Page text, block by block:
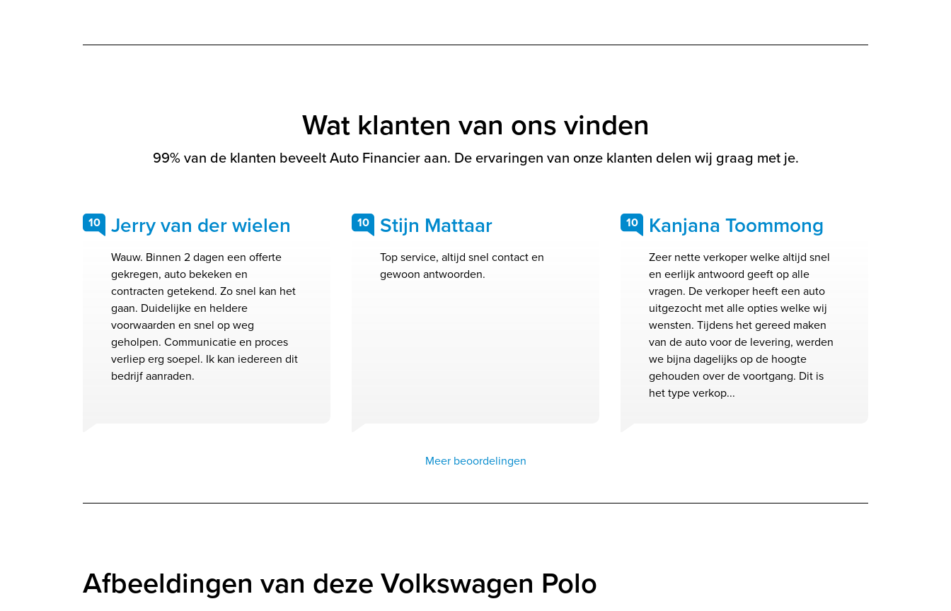
Wat klanten van ons vinden
99% van de klanten beveelt Auto Financier aan. De ervaringen van onze klanten delen wij graag met je.
10 Jerry van der wielen
Wauw. Binnen 2 dagen een offerte
gekregen, auto bekeken en
contracten getekend. Zo snel kan het
gaan. Duidelijke en heldere
voorwaarden en snel op weg
geholpen. Communicatie en proces
verliep erg soepel. Ik kan iedereen dit
bedrijf aanraden.
10 Stijn Mattaar
Top service, altijd snel contact en
gewoon antwoorden.
10 Kanjana Toommong
Zeer nette verkoper welke altijd snel
en eerlijk antwoord geeft op alle
vragen. De verkoper heeft een auto
uitgezocht met alle opties welke wij
wensten. Tijdens het gereed maken
van de auto voor de levering, werden
we bijna dagelijks op de hoogte
gehouden over de voortgang. Dit is
het type verkop...
Meer beoordelingen
Afbeeldingen van deze Volkswagen Polo